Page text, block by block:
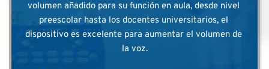
volumen añadido para su función en aula, desde nivel
preescolar hasta los docentes universitarios, el
dispositivo es excelente para aumentar el volumen de
la voz.